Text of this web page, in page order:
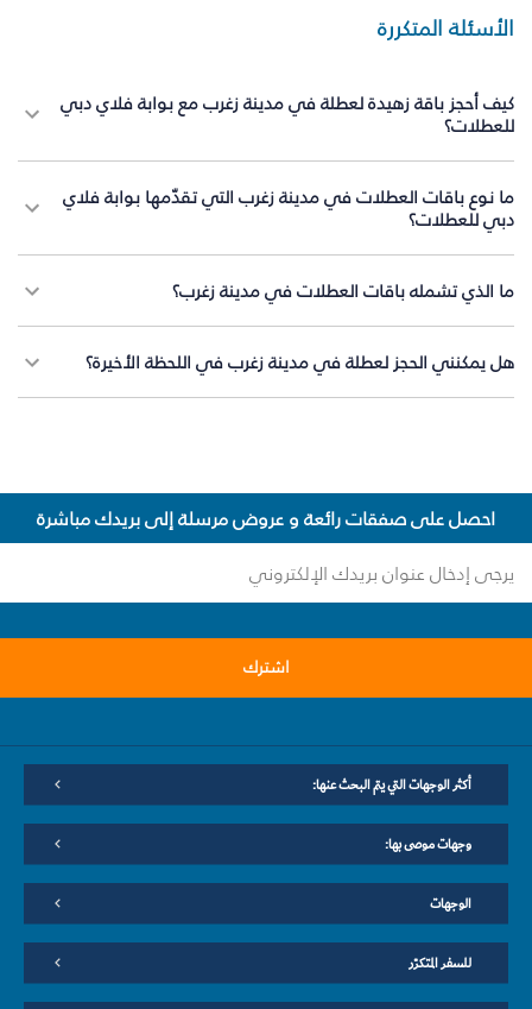
الأسئلة المتكررة
كيف أحجز باقة زهيدة لعطلة في مدينة زغرب مع بوابة فلاي دبي
للعطلات؟
ما نوع باقات العطلات في مدينة زغرب التي تقدّمها بوابة فلاي
دبي للعطلات؟
ما الذي تشمله باقات العطلات في مدينة زغرب؟
هل يمكنني الحجز لعطلة في مدينة زغرب في اللحظة الأخيرة؟
احصل على صفقات رائعة و عروض مرسلة إلى بريدك مباشرة
اشترك
أكثر الوجهات التي يتم البحث عنها:
وجهات موصى بها:
الوجهات
للسفر المتكرّر